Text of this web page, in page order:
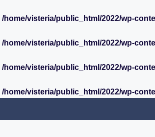
/home/visteria/public_html/2022/wp-
/home/visteria/public_html/2022/wp-
/home/visteria/public_html/2022/wp-
/home/visteria/public_html/2022/wp-